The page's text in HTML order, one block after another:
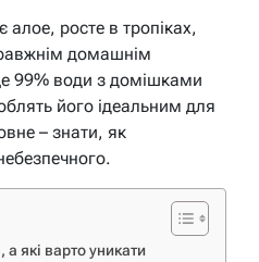
росте в тропіках,
домашнім
99% води з домішками
його ідеальним для
– знати, як
а які варто уникати